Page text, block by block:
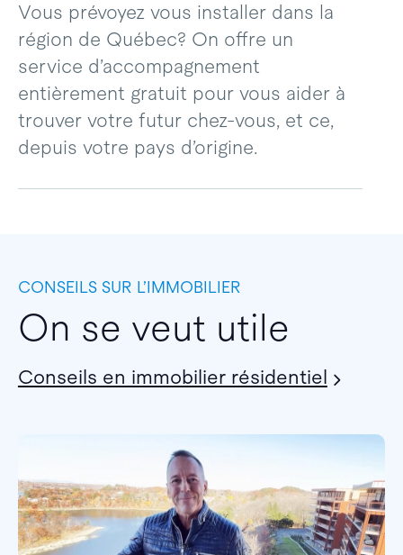
Vous prévoyez vous installer dans la
région de Québec? On offre un
service d’accompagnement
entièrement gratuit pour vous aider à
trouver votre futur chez-vous, et ce,
depuis votre pays d’origine.
CONSEILS SUR L’IMMOBILIER
On se veut utile
Conseils en immobilier résidentiel